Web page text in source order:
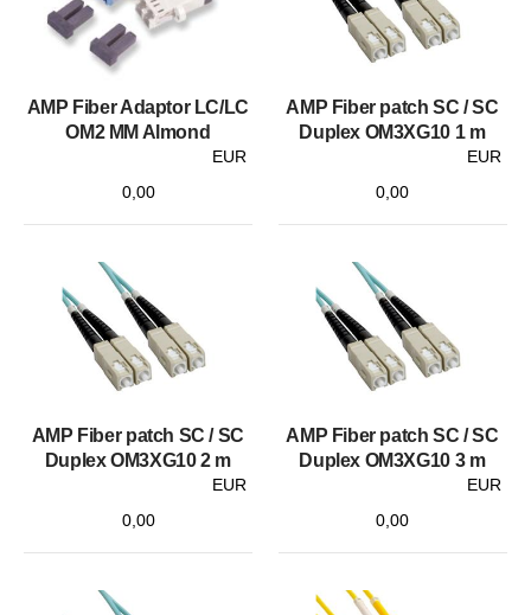
AMP Fiber Adaptor LC/LC
OM2 MM Almond
EUR
0,00
AMP Fiber patch SC / SC
Duplex OM3XG10 1 m
EUR
0,00
AMP Fiber patch SC / SC
Duplex OM3XG10 2 m
EUR
0,00
AMP Fiber patch SC / SC
Duplex OM3XG10 3 m
EUR
0,00